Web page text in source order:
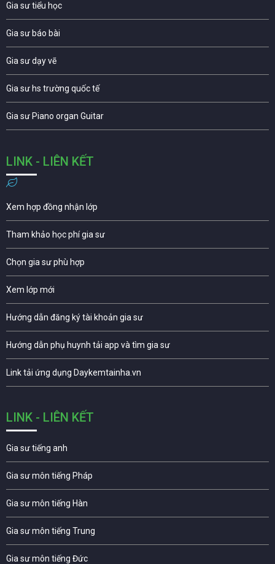
Gia sư tiểu học
Gia sư báo bài
Gia sư dạy vẽ
Gia sư hs trường quốc tế
Gia sư Piano organ Guitar
LINK - LIÊN KẾT
Xem hợp đồng nhận lớp
Tham khảo học phí gia sư
Chọn gia sư phù hợp
Xem lớp mới
Hướng dẫn đăng ký tài khoản gia sư
Hướng dẫn phụ huynh tải app và tìm gia sư
Link tải ứng dụng Daykemtainha.vn
LINK - LIÊN KẾT
Gia sư tiếng anh
Gia sư môn tiếng Pháp
Gia sư môn tiếng Hàn
Gia sư môn tiếng Trung
Gia sư môn tiếng Đức